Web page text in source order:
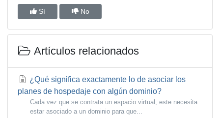
Sí No
Artículos relacionados
¿Qué significa exactamente lo de asociar los
planes de hospedaje con algún dominio?
Cada vez que se contrata un espacio virtual, este necesita
estar asociado a un dominio para que...